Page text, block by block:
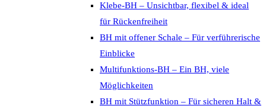
Klebe-BH – Unsichtbar, flexibel & ideal
für Rückenfreiheit
BH mit offener Schale – Für verführerische
Einblicke
Multifunktions-BH – Ein BH, viele
Möglichkeiten
BH mit Stützfunktion – Für sicheren Halt &